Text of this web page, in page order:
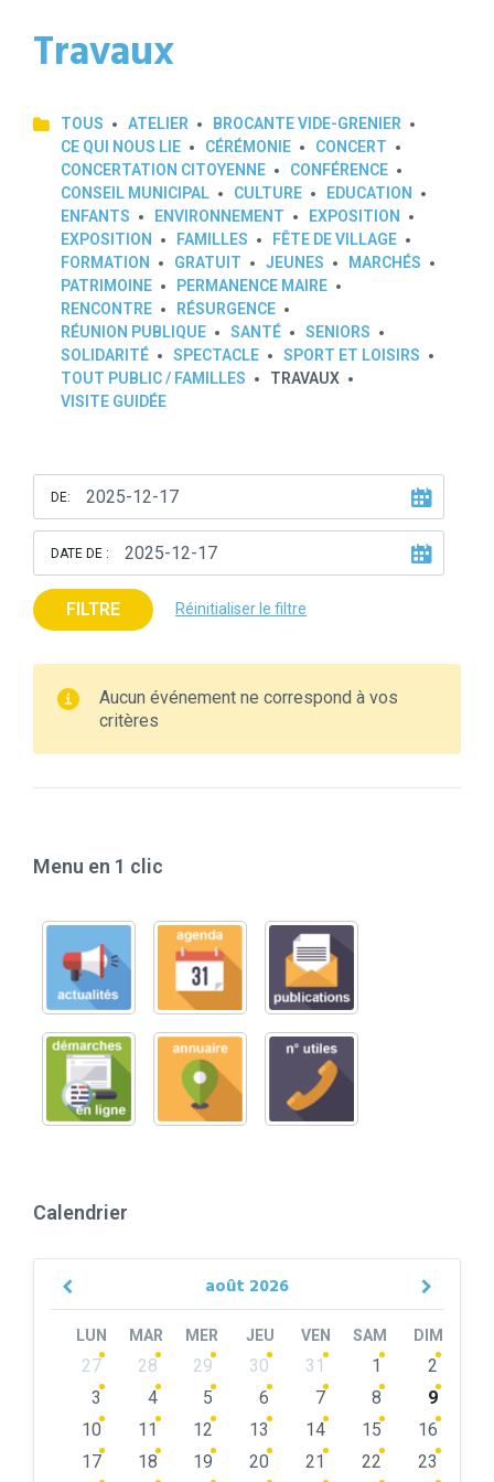
Travaux
TOUS ATELIER
BROCANTE VIDE-GRENIER
CE QUI NOUS LIE
CÉRÉMONIE
CONCERT
CONCERTATION CITOYENNE
CONFÉRENCE
CONSEIL MUNICIPAL
CULTURE
EDUCATION
ENFANTS
ENVIRONNEMENT
EXPOSITION
EXPOSITION
FAMILLES
FÊTE DE VILLAGE
FORMATION
GRATUIT JEUNES
MARCHÉS
PATRIMOINE
PERMANENCE MAIRE
RENCONTRE
RÉSURGENCE
RÉUNION PUBLIQUE
SANTÉ
SENIORS
SOLIDARITÉ
SPECTACLE
SPORT ET LOISIRS
TOUT PUBLIC / FAMILLES
TRAVAUX
VISITE GUIDÉE
DE:
DATE DE :
FILTRE Réinitialiser le filtre
Aucun événement ne correspond à vos
critères
Menu en 1 clic
Calendrier
août 2026
Previous
LUN MAR MER JEU VEN SAM DIM
Skip
calendar
27 28 29 30 31 1
2
3
4 5 6 7 8
9
10
11 12 13 14 15
16
17
18 19 20 21 22
23